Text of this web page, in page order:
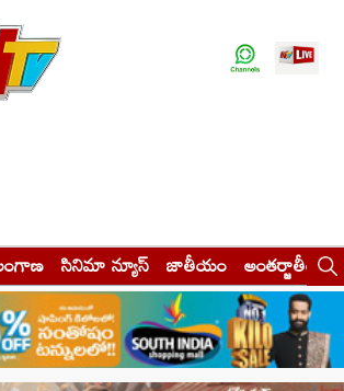
సినిమా న్యూస్ జాతీయం అంతర్జాతీయం